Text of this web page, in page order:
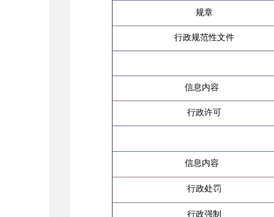
规章
行政规范性文件
信息内容
行政许可
信息内容
行政处罚
行政强制